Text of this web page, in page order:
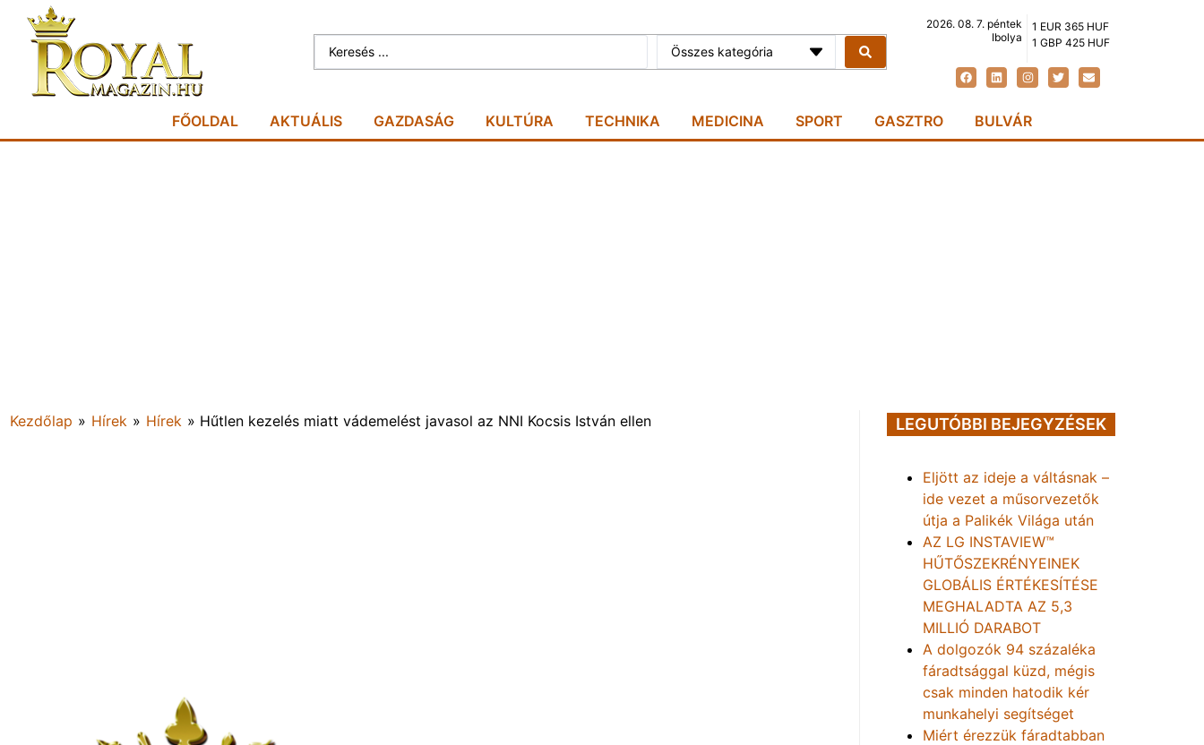
Összes kategória
2026. 08. 7. péntek
Ibolya
1 EUR 365 HUF
1 GBP 425 HUF
FŐOLDAL AKTUÁLIS GAZDASÁG KULTÚRA TECHNIKA MEDICINA SPORT GASZTRO BULVÁR
Kezdőlap » Hírek » Hírek » Hűtlen kezelés miatt vádemelést javasol az NNI Kocsis István ellen LEGUTÓBBI BEJEGYZÉSEK
Eljött az ideje a váltásnak –
ide vezet a műsorvezetők
útja a Palikék Világa után
AZ LG INSTAVIEW™
HŰTŐSZEKRÉNYEINEK
GLOBÁLIS ÉRTÉKESÍTÉSE
MEGHALADTA AZ 5,3
MILLIÓ DARABOT
A dolgozók 94 százaléka
fáradtsággal küzd, mégis
csak minden hatodik kér
munkahelyi segítséget
Miért érezzük fáradtabban